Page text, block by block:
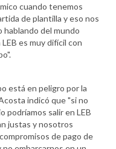
cuando tenemos
de plantilla y eso nos
hablando del mundo
es muy difícil con
está en peligro por la
indicó que "si no
podríamos salir en LEB
justas y nosotros
de pago de